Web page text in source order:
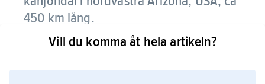
450 km lång.
Under ca 6 miljoner år har Coloradofloden
Vill du komma åt hela artikeln?